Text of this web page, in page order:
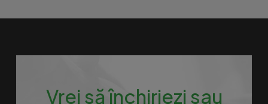
Vrei să închiriezi sau